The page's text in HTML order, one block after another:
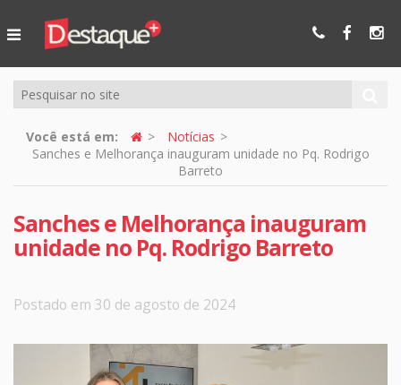
Online
Você está em:
Notícias
Sanches e Melhorança inauguram unidade no Pq. Rodrigo
Barreto
Sanches e Melhorança inauguram
unidade no Pq. Rodrigo Barreto
Postado em 30 de agosto de 2024